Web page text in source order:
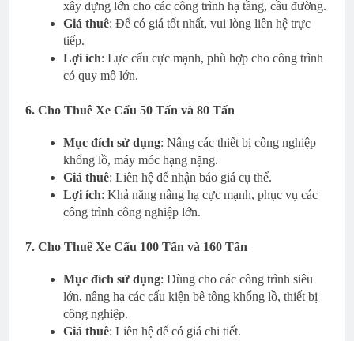
xây dựng lớn cho các công trình hạ tầng, cầu đường.
Giá thuê: Để có giá tốt nhất, vui lòng liên hệ trực
tiếp.
Lợi ích: Lực cẩu cực mạnh, phù hợp cho công trình
có quy mô lớn.
6. Cho Thuê Xe Cẩu 50 Tấn và 80 Tấn
Mục đích sử dụng: Nâng các thiết bị công nghiệp
khổng lồ, máy móc hạng nặng.
Giá thuê: Liên hệ để nhận báo giá cụ thể.
Lợi ích: Khả năng nâng hạ cực mạnh, phục vụ các
công trình công nghiệp lớn.
7. Cho Thuê Xe Cẩu 100 Tấn và 160 Tấn
Mục đích sử dụng: Dùng cho các công trình siêu
lớn, nâng hạ các cấu kiện bê tông khổng lồ, thiết bị
công nghiệp.
Giá thuê: Liên hệ để có giá chi tiết.